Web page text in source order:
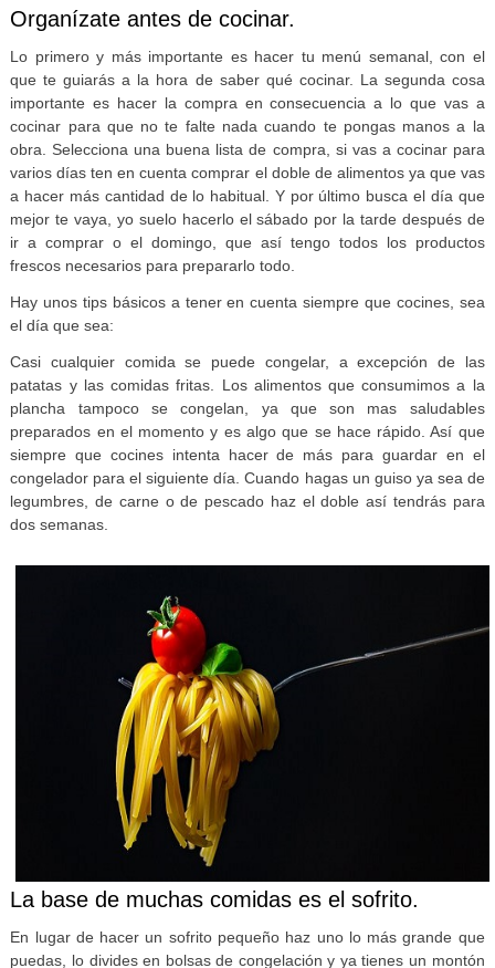
Organízate antes de cocinar.
Lo primero y más importante es hacer tu menú semanal, con el
que te guiarás a la hora de saber qué cocinar. La segunda cosa
importante es hacer la compra en consecuencia a lo que vas a
cocinar para que no te falte nada cuando te pongas manos a la
obra. Selecciona una buena lista de compra, si vas a cocinar para
varios días ten en cuenta comprar el doble de alimentos ya que vas
a hacer más cantidad de lo habitual. Y por último busca el día que
mejor te vaya, yo suelo hacerlo el sábado por la tarde después de
ir a comprar o el domingo, que así tengo todos los productos
frescos necesarios para prepararlo todo.
Hay unos tips básicos a tener en cuenta siempre que cocines, sea
el día que sea:
Casi cualquier comida se puede congelar, a excepción de las
patatas y las comidas fritas. Los alimentos que consumimos a la
plancha tampoco se congelan, ya que son mas saludables
preparados en el momento y es algo que se hace rápido. Así que
siempre que cocines intenta hacer de más para guardar en el
congelador para el siguiente día. Cuando hagas un guiso ya sea de
legumbres, de carne o de pescado haz el doble así tendrás para
dos semanas.
La base de muchas comidas es el sofrito.
En lugar de hacer un sofrito pequeño haz uno lo más grande que
puedas, lo divides en bolsas de congelación y ya tienes un montón